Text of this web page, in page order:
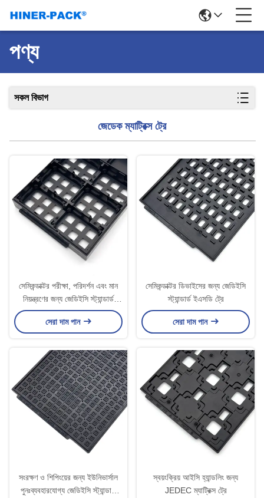
পণ্য
সকল বিভাগ
জেডেক ম্যাট্রিক্স ট্রে
সেমিকন্ডাক্টর পরীক্ষা, পরিদর্শন এবং মান
নিয়ন্ত্রণের জন্য জেডিইসি স্ট্যান্ডার্ড
ইএসডি ট্রে
সেরা দাম পান
সেমিকন্ডাক্টর ডিভাইসের জন্য জেডিইসি
স্ট্যান্ডার্ড ইএসডি ট্রে
সেরা দাম পান
সংরক্ষণ ও শিপিংয়ের জন্য ইউনিভার্সাল
পুনঃব্যবহারযোগ্য জেডিইসি স্ট্যান্ডার্ড
স্বয়ংক্রিয় আইসি হ্যান্ডলিং জন্য
JEDEC ম্যাট্রিক্স ট্রে